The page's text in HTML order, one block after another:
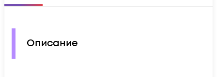
Описание